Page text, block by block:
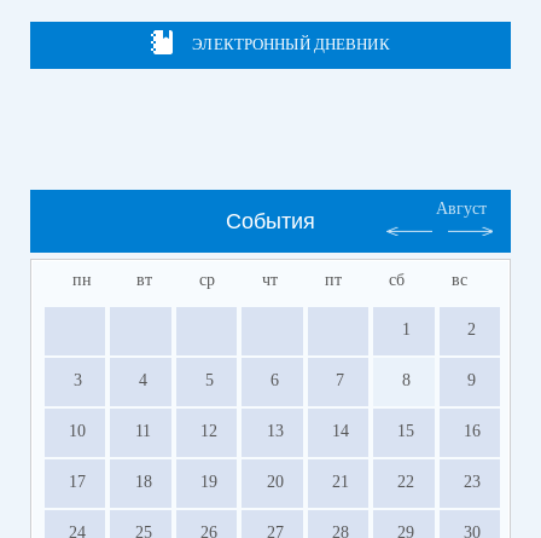
ЭЛЕКТРОННЫЙ ДНЕВНИК
События
Август
пн вт ср чт пт сб вс
1 2
3 4 5 6 7 8 9
10 11 12 13 14 15 16
17 18 19 20 21 22 23
24 25 26 27 28 29 30